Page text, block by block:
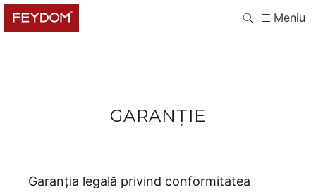
Meniu
GARANȚIE
Garanția legală privind conformitatea